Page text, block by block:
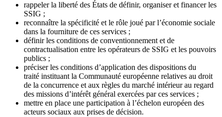
rappeler la liberté des États de définir, organiser et financer les
SSIG ;
reconnaître la spécificité et le rôle joué par l’économie sociale
dans la fourniture de ces services ;
définir les conditions de conventionnement et de
contractualisation entre les opérateurs de SSIG et les pouvoirs
publics ;
préciser les conditions d’application des dispositions du
traité instituant la Communauté européenne relatives au droit
de la concurrence et aux règles du marché intérieur au regard
des missions d’intérêt général exercées par ces services ;
mettre en place une participation à l’échelon européen des
acteurs sociaux aux prises de décision.